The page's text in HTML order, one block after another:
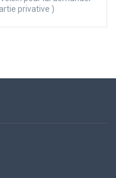
privative )